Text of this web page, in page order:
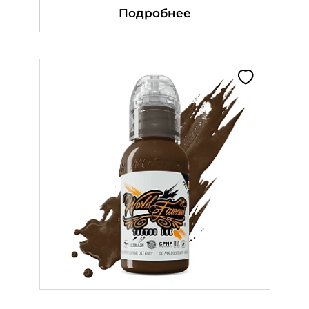
Подробнее
Подробнее
Подробнее